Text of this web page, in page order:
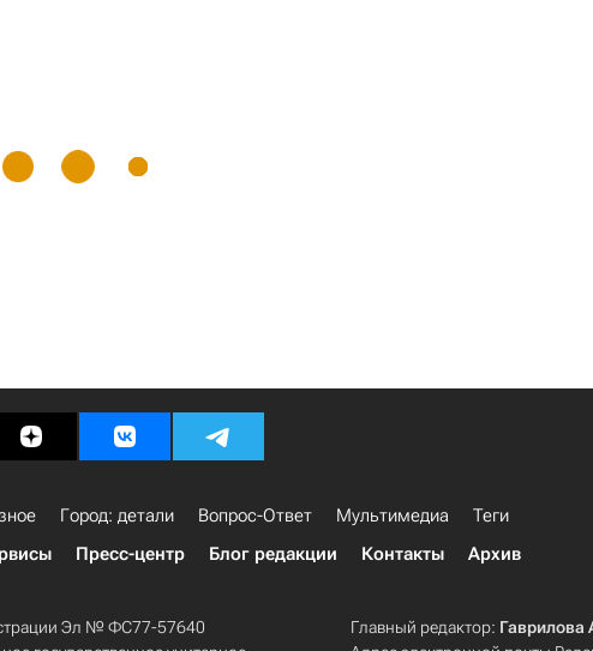
Город: детали Вопрос-Ответ Мультимедиа
Теги
Пресс-центр Блог редакции Контакты Архив
Эл № ФС77-57640
Главный редактор: Гаврилова